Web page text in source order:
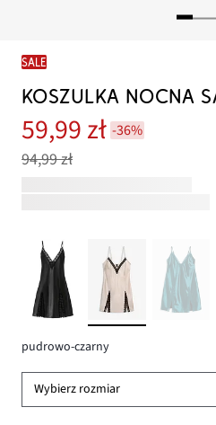
SALE
KOSZULKA NOCNA
59,99 zł -36%
94,99 zł
pudrowo-czarny
Wybierz rozmiar